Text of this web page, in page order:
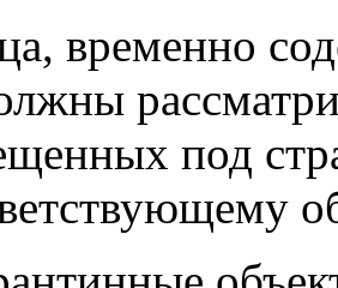
временно
под